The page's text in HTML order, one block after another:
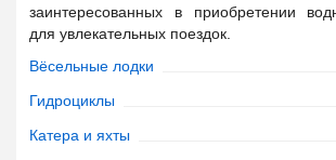
заинтересованных в приобретении
для увлекательных поездок.
Вёсельные лодки
Гидроциклы
Катера и яхты